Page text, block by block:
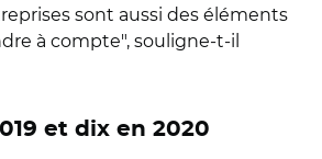
sont aussi des éléments
à compte", souligne-t-il
et dix en 2020